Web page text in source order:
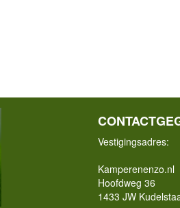
Vestigingsadres:
Kamperenenzo.nl
Hoofdweg 36
1433 JW